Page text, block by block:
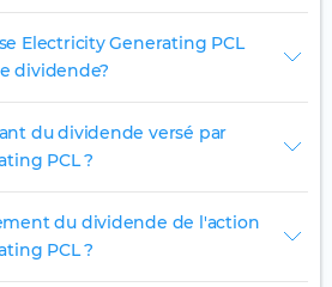
Electricity Generating PCL
dividende?
du dividende versé par
PCL ?
du dividende de l'action
PCL ?